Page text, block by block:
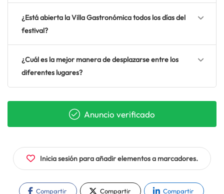
¿Está abierta la Villa Gastronómica todos los días del
festival?
¿Cuál es la mejor manera de desplazarse entre los
diferentes lugares?
Anuncio verificado
Inicia sesión para añadir elementos a marcadores.
Compartir Compartir Compartir